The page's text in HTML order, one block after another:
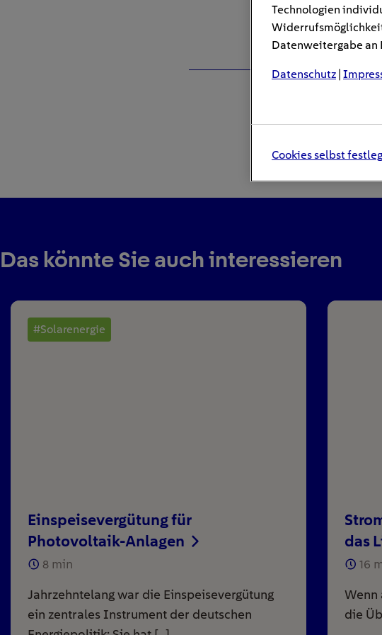
Das könnte Sie auch interessieren
#Solarenergie
Einspeisevergütung für
Photovoltaik-Anlagen
8 min
Jahrzehntelang war die Einspeisevergütung
ein zentrales Instrument der deutschen
das
16
Wenn
die
Technologien
Datenweitergabe an
Datenschutz |
Cookies selbst